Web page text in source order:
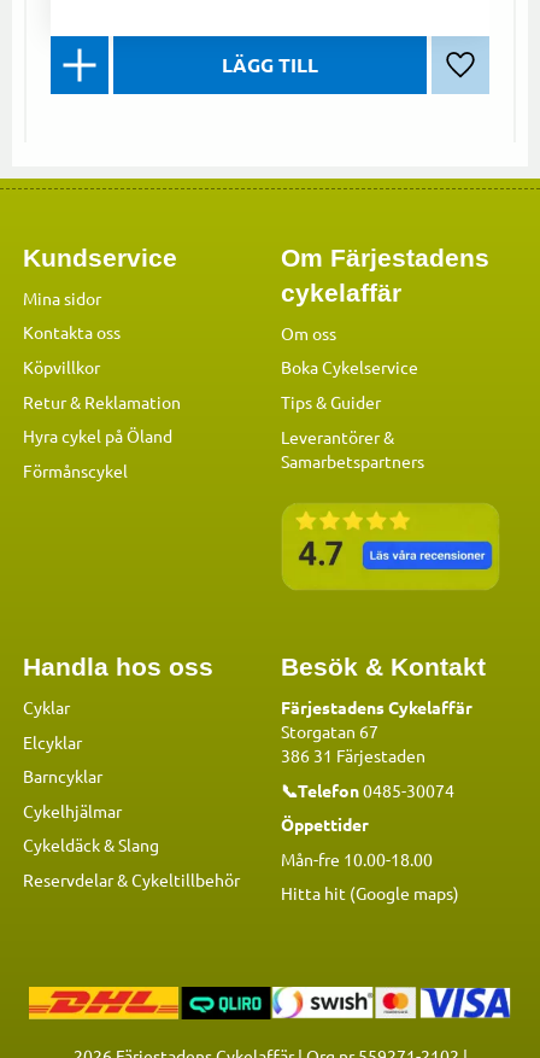
Lägg till
Kundservice
Mina sidor
Kontakta oss
Köpvillkor
Retur & Reklamation
Hyra cykel på Öland
Förmånscykel
Om Färjestadens
cykelaffär
Om oss
Boka Cykelservice
Tips & Guider
Leverantörer &
Samarbetspartners
Handla hos oss
Cyklar
Elcyklar
Barncyklar
Cykelhjälmar
Cykeldäck & Slang
Reservdelar&Cykeltillbehör
Besök & Kontakt
Färjestadens Cykelaffär
Storgatan 67
386 31 Färjestaden
📞Telefon0485-30074
Öppettider
Mån-fre 10.00-18.00
Hitta hit (Google maps)